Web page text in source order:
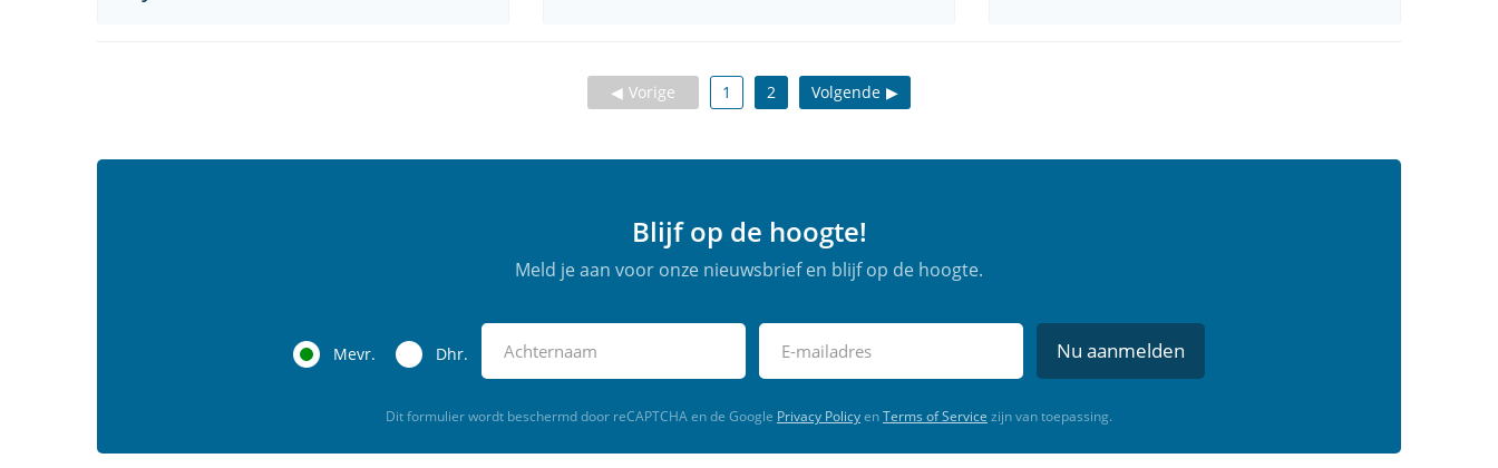
Vorige 1 2 Volgende
Blijf op de hoogte!
Meld je aan voor onze nieuwsbrief en blijf op de hoogte.
Mevr. Dhr. Nu aanmelden
Dit formulier wordt beschermd door reCAPTCHA en de Google Privacy PolicyenTerms of Service zijn van toepassing.